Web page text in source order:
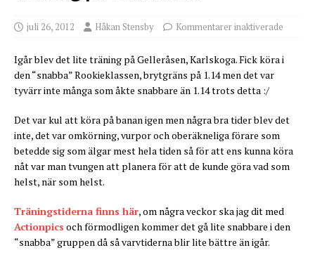
juli 26, 2012 Håkan Stensby Kommentarer inaktiverade
Igår blev det lite träning på Gelleråsen, Karlskoga. Fick köra i
den “snabba” Rookieklassen, brytgräns på 1.14 men det var
tyvärr inte många som åkte snabbare än 1.14 trots detta :/
Det var kul att köra på banan igen men några bra tider blev det
inte, det var omkörning, vurpor och oberäkneliga förare som
betedde sig som älgar mest hela tiden så för att ens kunna köra
nåt var man tvungen att planera för att de kunde göra vad som
helst, när som helst.
Träningstiderna finns här, om några veckor ska jag dit med
Actionpics och förmodligen kommer det gå lite snabbare i den
“snabba” gruppen då så varvtiderna blir lite bättre än igår.